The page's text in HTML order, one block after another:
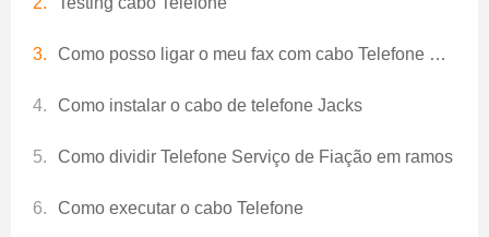
Como posso ligar o meu fax com cabo Telefone Serviço
Como instalar o cabo de telefone Jacks
Como dividir Telefone Serviço de Fiação em ramos
Como executar o cabo Telefone